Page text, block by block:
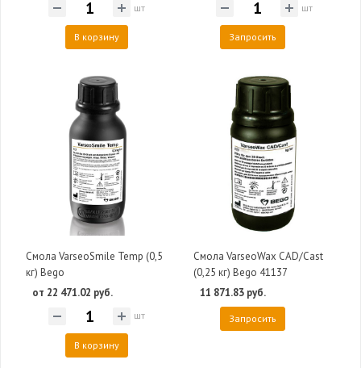
шт
В корзину
шт
Запросить
Смола VarseoSmile Temp (0,5
кг) Bego
от 22 471.02 руб.
шт
В корзину
Смола VarseoWax CAD/Cast
(0,25 кг) Bego 41137
11 871.83 руб.
Запросить